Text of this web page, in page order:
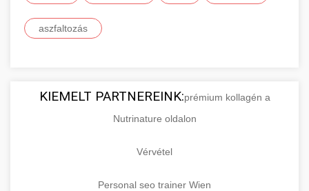
aszfaltozás
KIEMELT PARTNEREINK:prémium kollagén a
Nutrinature oldalon
Vérvétel
Personal seo trainer Wien